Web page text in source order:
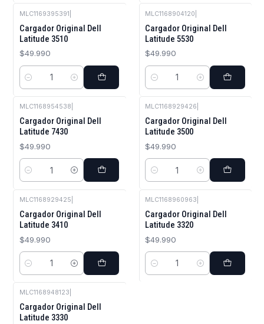
MLC1169395391
Cargador Original Dell
Latitude 3510
$49.990
Cantidad
MLC1168904120
Cargador Original Dell
Latitude 5530
$49.990
Cantidad
MLC1168954538
Cargador Original Dell
Latitude 7430
$49.990
Cantidad
MLC1168929426
Cargador Original Dell
Latitude 3500
$49.990
Cantidad
MLC1168929425
Cargador Original Dell
Latitude 3410
$49.990
Cantidad
MLC1168960963
Cargador Original Dell
Latitude 3320
$49.990
Cantidad
MLC1168948123
Cargador Original Dell
Latitude 3330